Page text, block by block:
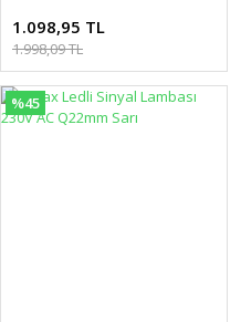
1.098,95 TL
1.998,09 TL
%45